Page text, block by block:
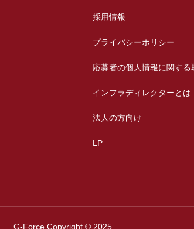
採用情報
プライバシーポリシー
応募者の個人情報に関する
インフラディレクターとは
法人の方向け
LP
G-Force Copyright © 2025